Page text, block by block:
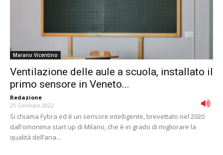
Marano Vicentino
Ventilazione delle aule a scuola, installato il
primo sensore in Veneto...
Redazione -
25 Gennaio 2022
Si chiama Fybra ed è un sensore intelligente, brevettato nel 2020
dall'omonima start up di Milano, che è in grado di migliorare la
qualità dell’aria...